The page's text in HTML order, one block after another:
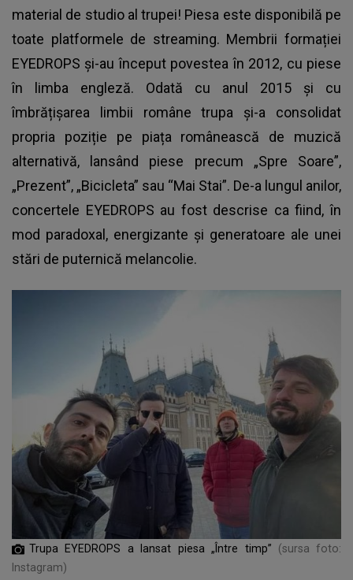
material de studio al trupei! Piesa este disponibilă pe
toate platformele de streaming. Membrii formației
EYEDROPS și-au început povestea în 2012, cu piese
în limba engleză. Odată cu anul 2015 și cu
îmbrățișarea limbii române trupa și-a consolidat
propria poziție pe piața românească de muzică
alternativă, lansând piese precum „Spre Soare”,
„Prezent”, „Bicicleta” sau “Mai Stai”. De-a lungul anilor,
concertele EYEDROPS au fost descrise ca fiind, în
mod paradoxal, energizante și generatoare ale unei
stări de puternică melancolie.
Trupa EYEDROPS a lansat piesa „Între timp”
(sursa foto:
Instagram)